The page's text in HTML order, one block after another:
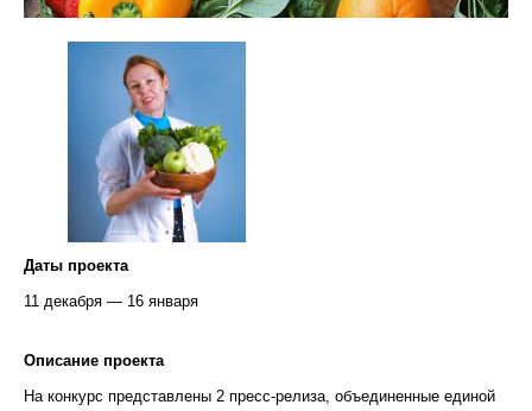
Даты проекта
11 декабря — 16 января
Описание проекта
На конкурс представлены 2 пресс-релиза, объединенные единой